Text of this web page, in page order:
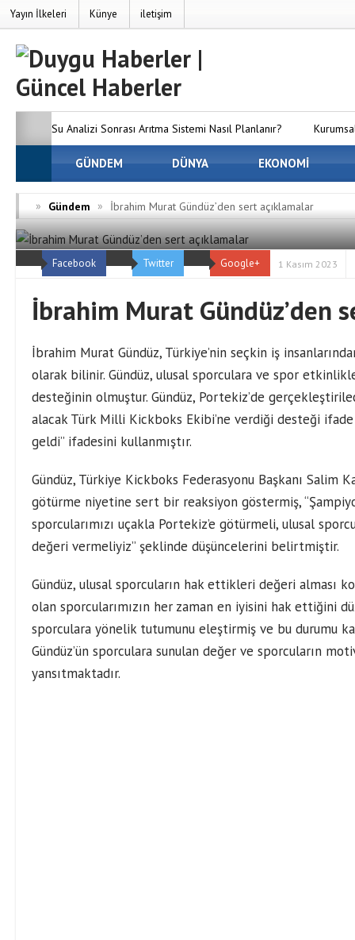
Yayın İlkeleri Künye iletişim
Su Analizi Sonrası Arıtma Sistemi Nasıl Planlanır?
SEO’nun Önemi Neden Artıyor? MC Server Kirala
Firmaları Osmaniye Evden Eve Nakliyat — Osmaniye’de
ve Hasarsız Taşıyoruz
GÜNDEM DÜNYA EKONOMİ
» Gündem » İbrahim Murat Gündüz’den sert açıklamalar
Facebook Twitter Google+ 1 Kasım 2023
İbrahim Murat Gündüz’den
İbrahim Murat Gündüz, Türkiye’nin seçkin iş
olarak bilinir. Gündüz, ulusal sporculara ve spor
desteğinin olmuştur. Gündüz, Portekiz’de
alacak Türk Milli Kickboks Ekibi’ne verdiği desteği
geldi” ifadesini kullanmıştır.
Gündüz, Türkiye Kickboks Federasyonu Başkanı Salim
götürme niyetine sert bir reaksiyon göstermiş,
sporcularımızı uçakla Portekiz’e götürmeli, ulusal
değeri vermeliyiz” şeklinde düşüncelerini belirtmiştir.
Gündüz, ulusal sporcuların hak ettikleri değeri alması
olan sporcularımızın her zaman en iyisini hak ettiğini
sporculara yönelik tutumunu eleştirmiş ve bu durumu
Gündüz’ün sporculara sunulan değer ve sporcuların
yansıtmaktadır.